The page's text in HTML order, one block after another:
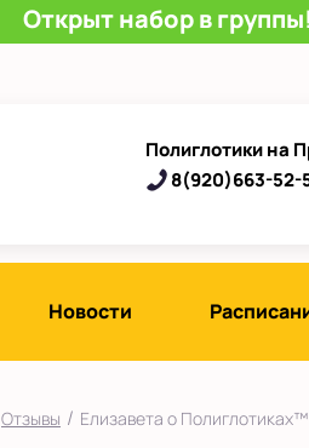
Открыт набор в
Полиглотики на
8(920)663-52-
Новости
Отзывы / Елизавета о